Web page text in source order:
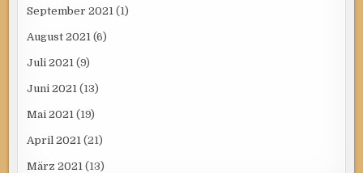
September 2021 (1)
August 2021 (6)
Juli 2021 (9)
Juni 2021 (13)
Mai 2021 (19)
April 2021 (21)
März 2021 (13)